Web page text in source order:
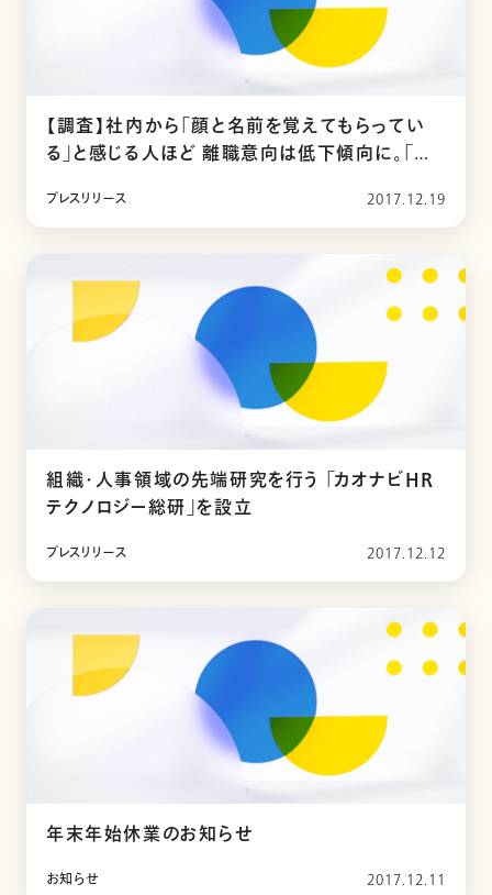
【調査】社内から「顔と名前を覚えてもらってい
る」と感じる人ほど 離職意向は低下傾向に。「覚
いことが判明
プレスリリース 2017.12.19
組織・人事領域の先端研究を行う 「カオナビHR
テクノロジー総研」を設立
プレスリリース 2017.12.12
年末年始休業のお知らせ
お知らせ 2017.12.11